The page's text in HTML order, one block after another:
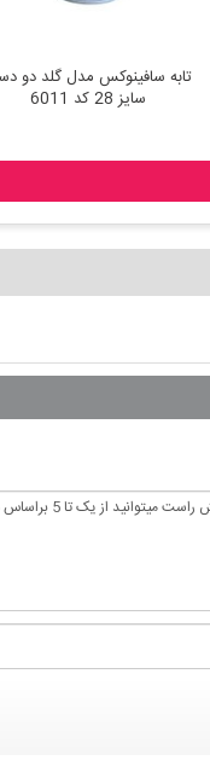
تابه سافینوکس مدل گلد دو
سایز 28 کد 6011